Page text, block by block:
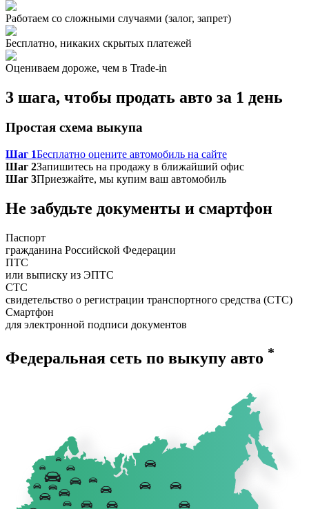
Работаем со сложными случаями (залог, запрет)
Бесплатно, никаких скрытых платежей
Оцениваем дороже, чем в Trade‑in
3 шага, чтобы продать авто за 1 день
Простая схема выкупа
Шаг 1Бесплатно оцените автомобиль на сайте
Шаг 2Запишитесь на продажу в ближайший офис
Шаг 3Приезжайте, мы купим ваш автомобиль
Не забудьте документы и смартфон
Паспорт
гражданина Российской Федерации
ПТС
или выписку из ЭПТС
СТС
свидетельство о регистрации транспортного средства (СТС)
Смартфон
для электронной подписи документов
Федеральная сеть по выкупу авто *